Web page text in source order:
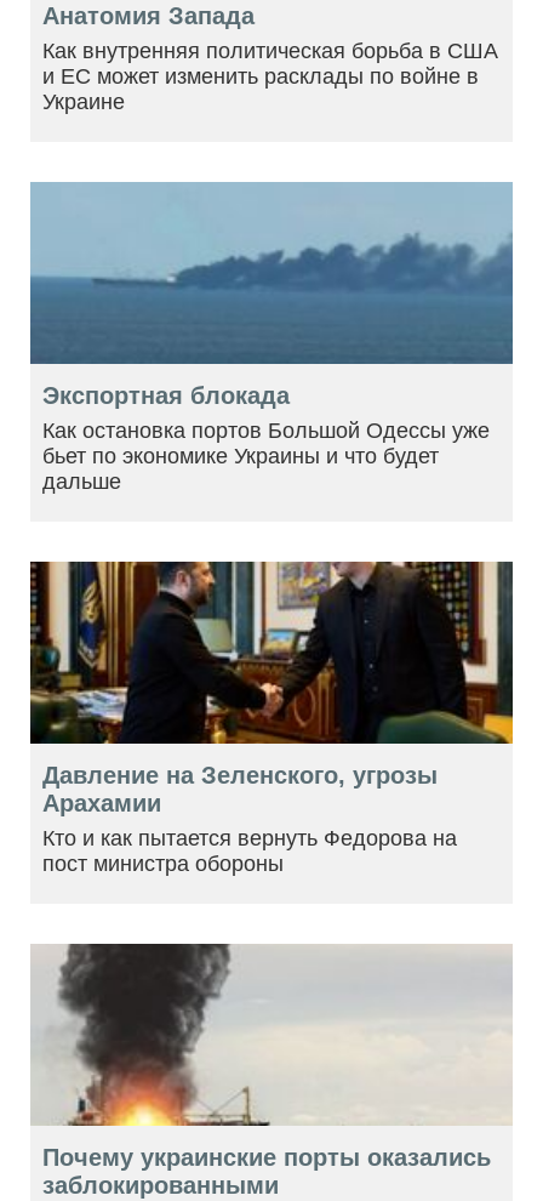
Анатомия Запада
Как внутренняя политическая борьба в США
и ЕС может изменить расклады по войне в
Украине
Экспортная блокада
Как остановка портов Большой Одессы уже
бьет по экономике Украины и что будет
дальше
Давление на Зеленского, угрозы
Арахамии
Кто и как пытается вернуть Федорова на
пост министра обороны
Почему украинские порты оказались
заблокированными